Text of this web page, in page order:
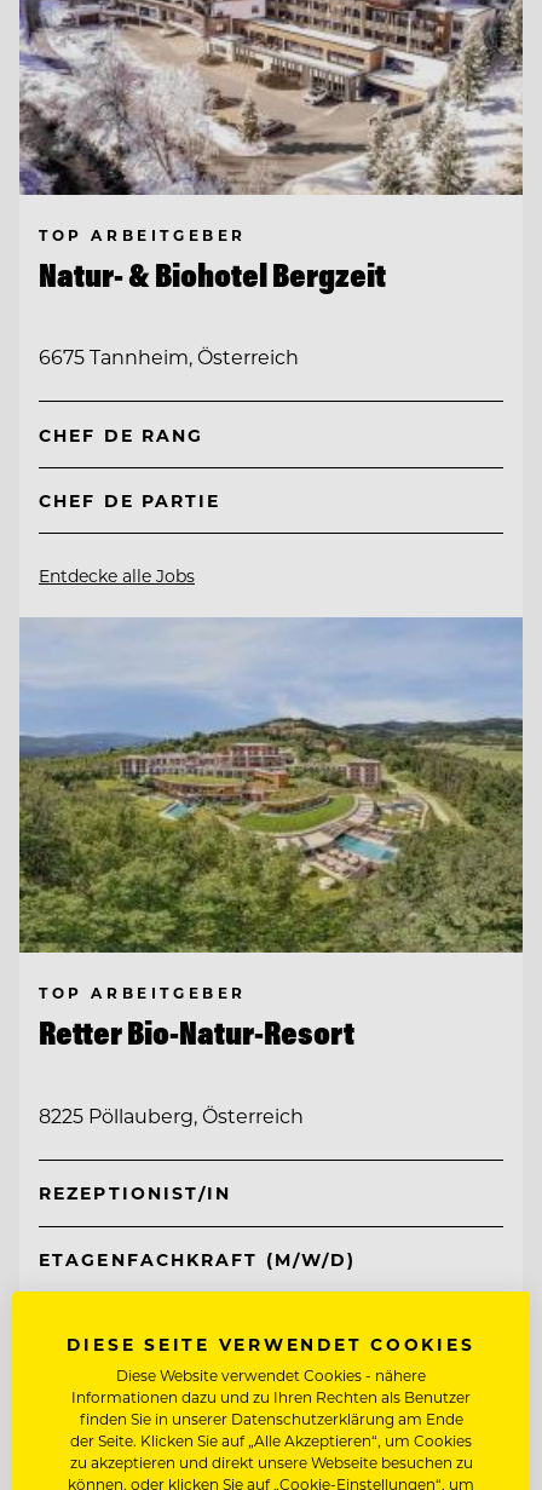
TOP ARBEITGEBER
Natur- & Biohotel Bergzeit
6675 Tannheim, Österreich
CHEF DE RANG
CHEF DE PARTIE
Entdecke alle Jobs
TOP ARBEITGEBER
Retter Bio-Natur-Resort
8225 Pöllauberg, Österreich
REZEPTIONIST/IN
ETAGENFACHKRAFT (M/W/D)
Entdecke alle Jobs
DIESE SEITE VERWENDET COOKIES
Diese Website verwendet Cookies - nähere
Informationen dazu und zu Ihren Rechten als Benutzer
finden Sie in unserer Datenschutzerklärung am Ende
der Seite. Klicken Sie auf „Alle Akzeptieren“, um Cookies
zu akzeptieren und direkt unsere Webseite besuchen zu
können, oder klicken Sie auf „Cookie-Einstellungen“, um